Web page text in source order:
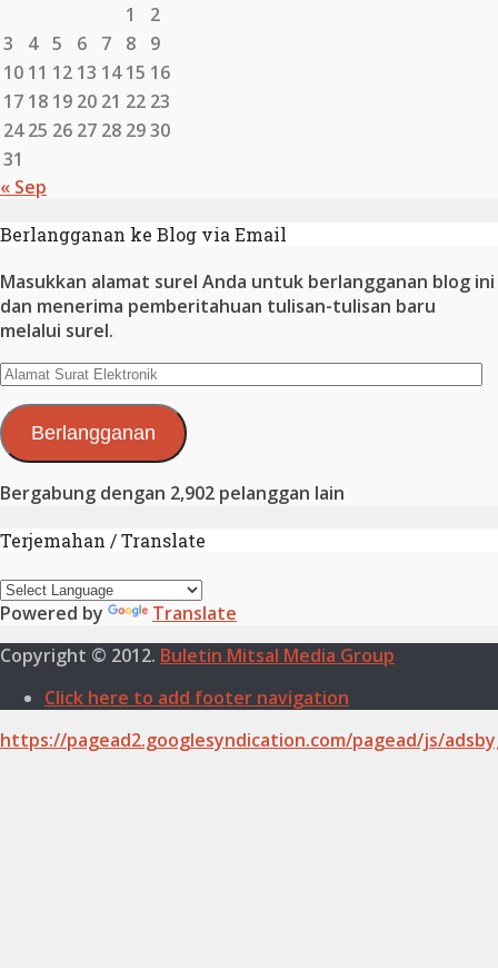
1
2
3
4 5 6 7 8
9
10 11 12 13 14 15 16
17 18 19 20 21 22 23
24 25 26 27 28 2930
31
« Sep
Berlangganan ke Blog via Email
Masukkan alamat surel Anda untuk berlangganan blog ini
dan menerima pemberitahuan tulisan-tulisan baru
melalui surel.
Alamat
Elektronik
Berlangganan
Bergabung dengan 2,902 pelanggan lain
Terjemahan / Translate
Powered by
Translate
Copyright © 2012. Buletin Mitsal Media Group
Click here to add footer navigation
https://pagead2.googlesyndication.com/pagead/js/